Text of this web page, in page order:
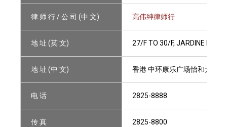
律 师 行 / 公 司 (中 文) 高伟绅律师行
地 址 (英 文) 27/F TO 30/F, JARDINE
地 址 (中 文) 香港 中环康乐广场怡和大厦
电 话 2825-8888
传 真 2825-8800